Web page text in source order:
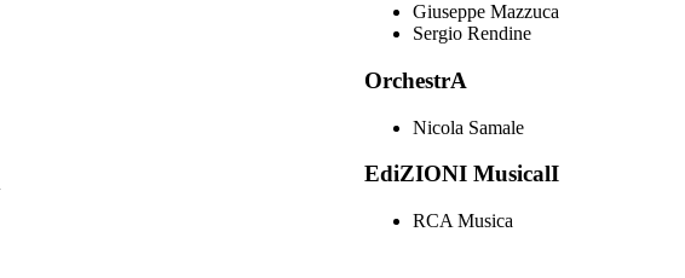
Giuseppe Mazzuca
Sergio Rendine
OrchestrA
Nicola Samale
EdiZIONI MusicalI
RCA Musica